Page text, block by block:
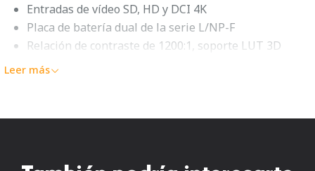
Entradas de vídeo SD, HD y DCI 4K
Placa de batería dual de la serie L/NP-F
Relación de contraste de 1200:1, soporte LUT 3D
Ángulo de visión de 160 °
LUT7
monitor HDMI y SDI 4KtheLUT7S7"deFeelworld
Leer más